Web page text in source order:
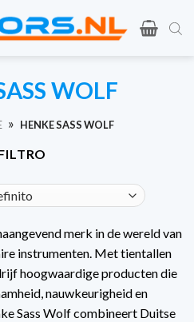
WOLF
» HENKE SASS WOLF
merk in de wereld van
instrumenten. Met tientallen
hoogwaardige producten die
nauwkeurigheid en
Sass Wolf combineert Duitse